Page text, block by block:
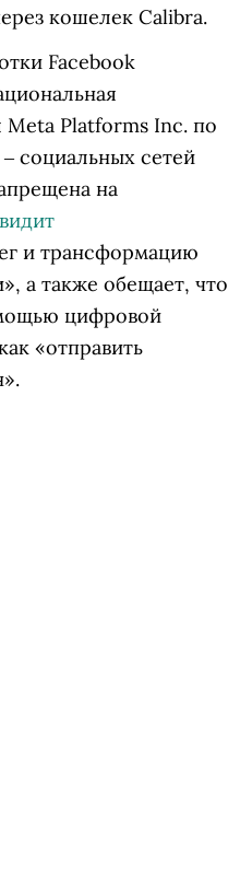
кошелек Calibra.
Facebook
Meta Platforms Inc. по
социальных сетей
на
видит
и трансформацию
а также обещает, что
цифровой
«отправить